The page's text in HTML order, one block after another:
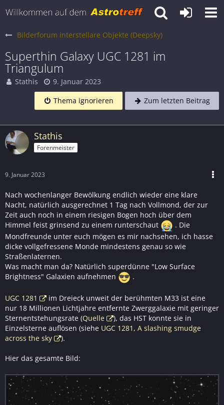
Bilderforum interstellare Objekte (Deepsky)
Superthin Galaxy UGC 1281 im
Triangulum
Stathis
9. Januar 2023
Thema ignorieren
Zum letzten Beitrag
Stathis
Forenmeister
9. Januar 2023
Nach wochenlanger Bewölkung endlich wieder eine klare
Nacht, natürlich ausgerechnet 1 Tag nach Vollmond, der zur
Zeit auch noch in einem riesigen Bogen hoch über dem
Himmel feist grinsend zu einem runterschaut
. Die
Mondfreunde unter euch mögen es mir nachsehen, ich hasse
dicke vollgefressene Monde mindestens genau so wie
Straßenlaternen.
Was macht man da? Natürlich superdünne "Low Surface
Brightness" Galaxien aufnehmen
.
UGC 1281
im Dreieck unweit der berühmten M33 ist eine
nur 18 Millionen Lichtjahre entfernte Zwerggalaxie mit geringer
Sternentstehungsrate (Quelle
), das HST konnte sie in
Einzelsterne auflösen (siehe UGC 1281, A slashing smudge
across the sky
).
Hier das gesamte Bild: